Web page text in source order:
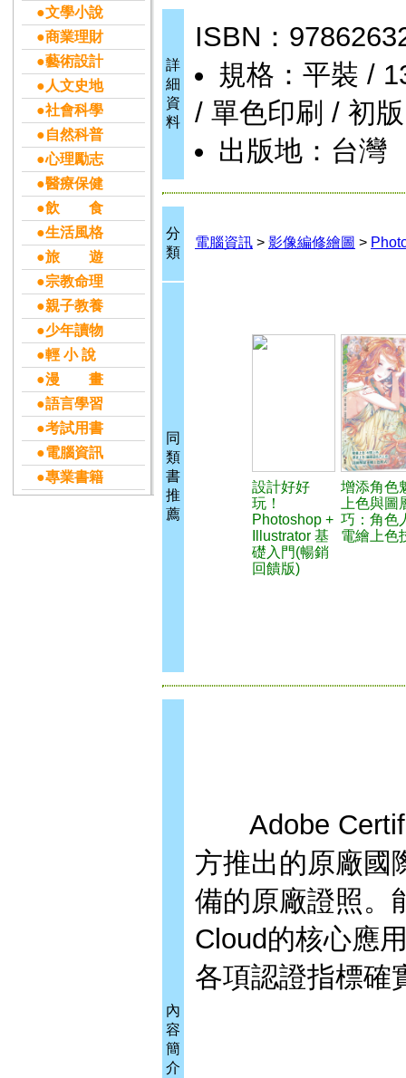
●文學小說
●商業理財
●藝術設計
●人文史地
●社會科學
●自然科普
●心理勵志
●醫療保健
●飲 食
●生活風格
●旅 遊
●宗教命理
●親子教養
●少年讀物
●輕 小 說
●漫 畫
●語言學習
●考試用書
●電腦資訊
●專業書籍
詳
細
資
料
ISBN：
規格：平裝 /
/ 單色印刷 / 初版
出版地：台灣
分
類
電腦資訊 > 影像編修繪圖 >
同
類
書
推
薦
設計好好
玩！
Photoshop +
Illustrator 基
礎入門(暢銷
回饋版)
增添角色
上色與圖
巧：角色
電繪上色
內
容
簡
介
Adobe
方推出的原廠國
備的原廠證照。
Cloud的核心應
各項認證指標確